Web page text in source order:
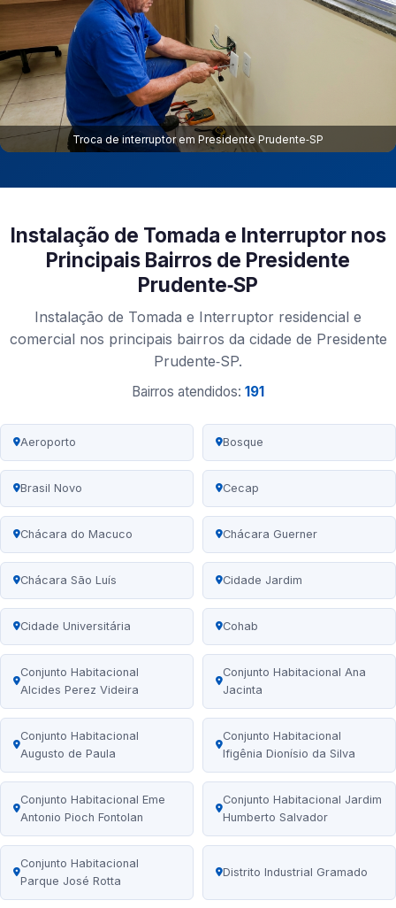
Troca de interruptor em Presidente Prudente‑SP
Instalação de Tomada e Interruptor nos
Principais Bairros de Presidente
Prudente‑SP
Instalação de Tomada e Interruptor residencial e
comercial nos principais bairros da cidade de Presidente
Prudente‑SP.
Bairros atendidos: 191
Aeroporto Bosque
Brasil Novo Cecap
Chácara do Macuco Chácara Guerner
Chácara São Luís Cidade Jardim
Cidade Universitária Cohab
Conjunto Habitacional
Alcides Perez Videira
Conjunto Habitacional Ana
Jacinta
Conjunto Habitacional
Augusto de Paula
Conjunto Habitacional
Ifigênia Dionísio da Silva
Conjunto Habitacional Eme
Antonio Pioch Fontolan
Conjunto Habitacional Jardim
Humberto Salvador
Conjunto Habitacional
Parque José Rotta
Distrito Industrial Gramado